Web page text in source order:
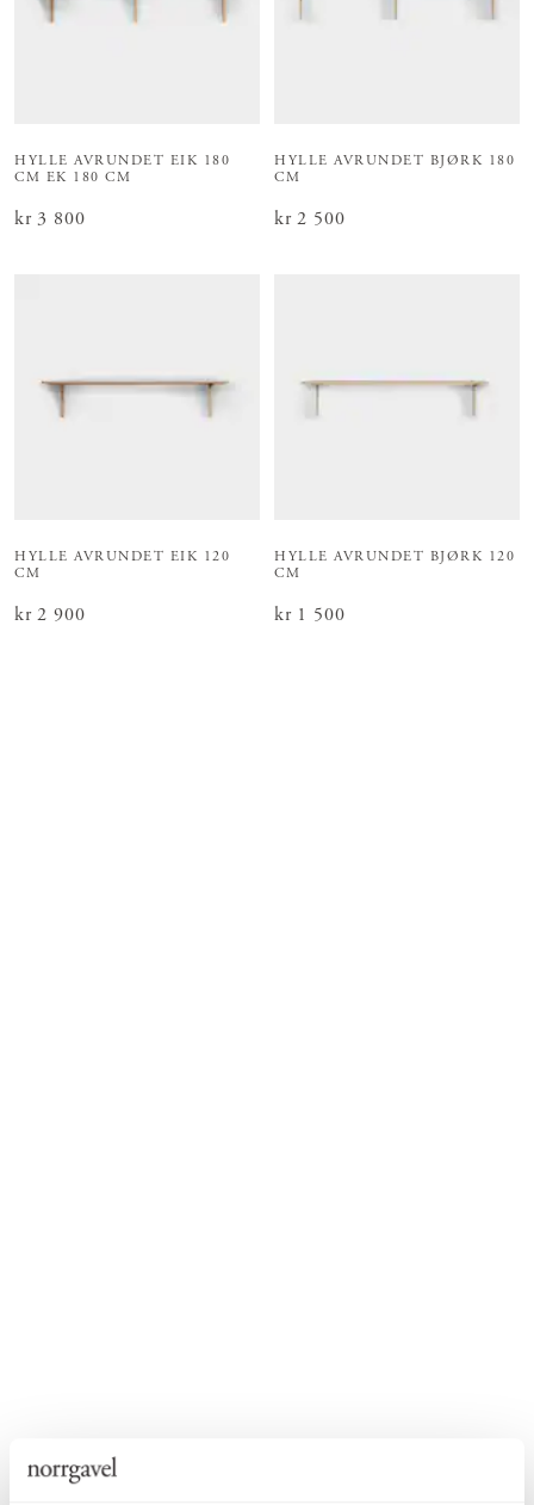
HYLLE AVRUNDET EIK 180
CM EK 180 CM
Pris :kr 3 800
kr 3 800
HYLLE AVRUNDET BJØRK 180
CM
Pris :kr 2 500
kr 2 500
HYLLE AVRUNDET EIK 120
CM
Pris :kr 2 900
kr 2 900
HYLLE AVRUNDET BJØRK 120
CM
Pris :kr 1 500
kr 1 500